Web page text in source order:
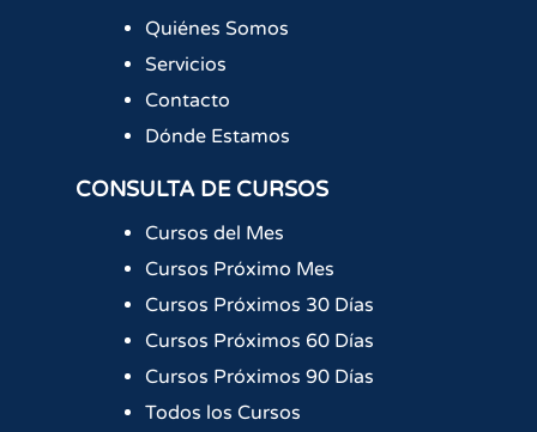
Quiénes Somos
Servicios
Contacto
Dónde Estamos
CONSULTA DE CURSOS
Cursos del Mes
Cursos Próximo Mes
Cursos Próximos 30 Días
Cursos Próximos 60 Días
Cursos Próximos 90 Días
Todos los Cursos